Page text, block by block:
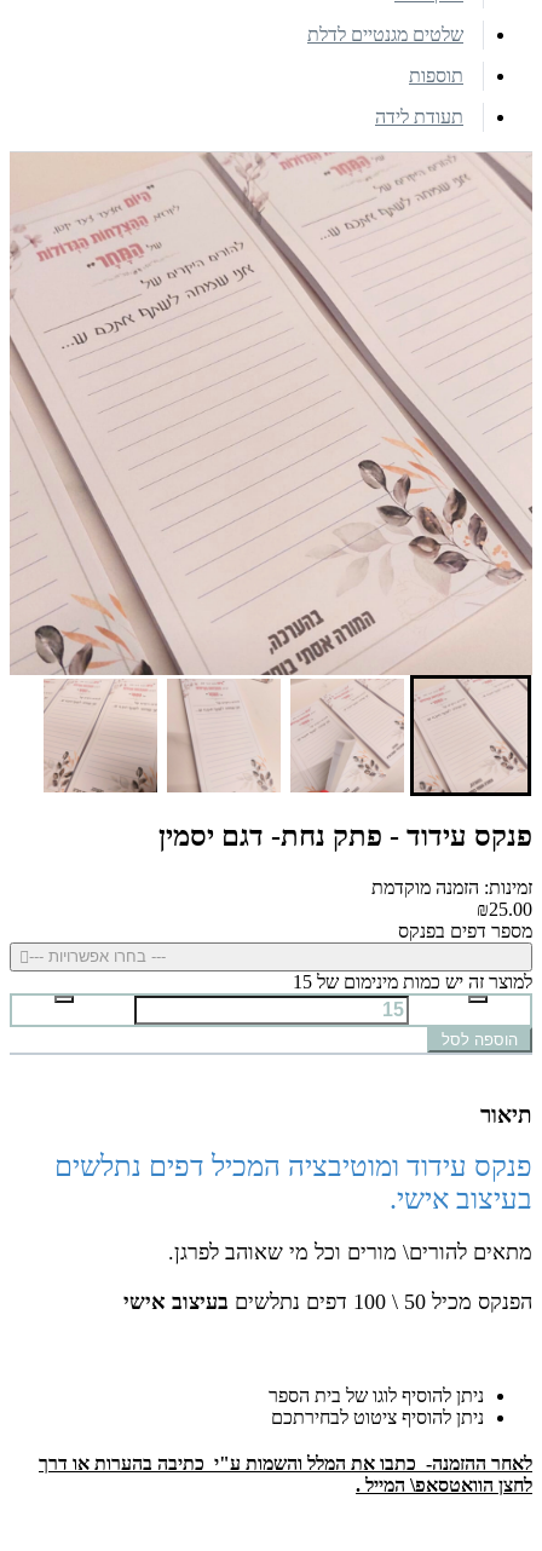
שלטים מגנטיים לדלת
תוספות
תעודת לידה
פנקס עידוד - פתק נחת- דגם יסמין
זמינות: הזמנה מוקדמת
₪25.00
מספר דפים בפנקס
--- בחרו אפשרויות ---
למוצר זה יש כמות מינימום של 15
הוספה לסל
תיאור
פנקס עידוד ומוטיבציה המכיל דפים נתלשים
בעיצוב אישי.
מתאים להורים\ מורים וכל מי שאוהב לפרגן.
הפנקס מכיל 50 \ 100 דפים נתלשים בעיצוב אישי
ניתן להוסיף לוגו של בית הספר
ניתן להוסיף ציטוט לבחירתכם
לאחר ההזמנה- כתבו את המלל והשמות ע"י כתיבה בהערות או דרך
לחצן הוואטסאפ\ המייל .